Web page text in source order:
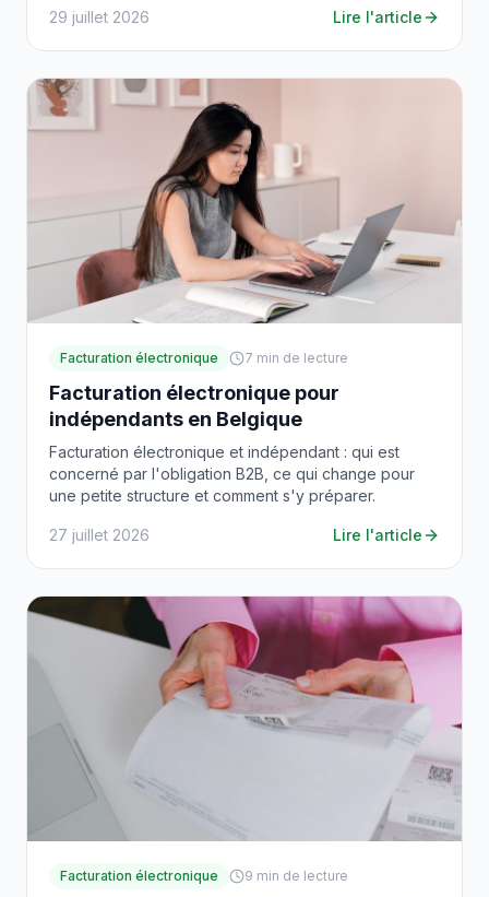
29 juillet 2026
Lire l'article
Facturation électronique 7 min de lecture
Facturation électronique pour
indépendants en Belgique
Facturation électronique et indépendant : qui est
concerné par l'obligation B2B, ce qui change pour
une petite structure et comment s'y préparer.
27 juillet 2026 Lire l'article
Facturation électronique 9 min de lecture